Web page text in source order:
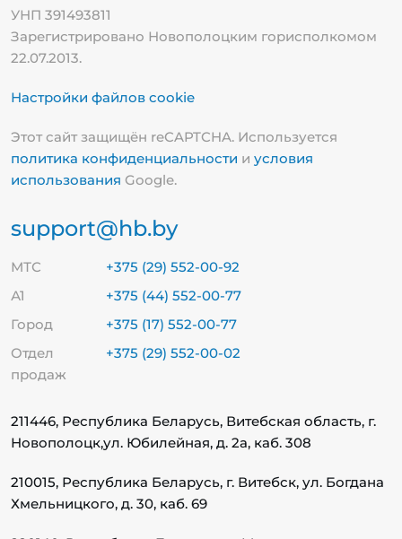
УНП 391493811
Зарегистрировано Новополоцким горисполкомом
22.07.2013.
Настройки файлов cookie
Этот сайт защищён reCAPTCHA. Используется
политика конфиденциальности и условия
использования Google.
support@hb.by
МТС
+375 (29) 552-00-92
А1
+375 (44) 552-00-77
Город
+375 (17) 552-00-77
Отдел
продаж
+375 (29) 552-00-02
211446, Республика Беларусь, Витебская область, г.
Новополоцк,ул. Юбилейная, д. 2а, каб. 308
210015, Республика Беларусь, г. Витебск, ул. Богдана
Хмельницкого, д. 30, каб. 69